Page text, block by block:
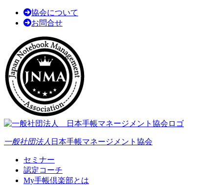
協会について
お問合せ
一般社団法人 日本手帳マネージメント協会
セミナー
認定コーチ
My手帳倶楽部とは